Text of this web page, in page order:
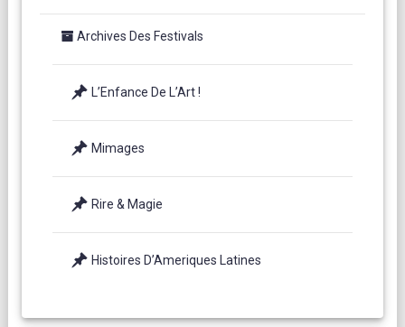
Archives Des Festivals
L’Enfance De L’Art !
Mimages
Rire & Magie
Histoires D’Ameriques Latines